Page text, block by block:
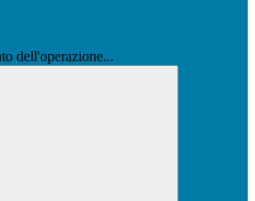
dell'operazione...